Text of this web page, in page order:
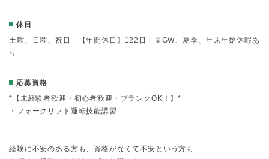
休日
土曜、日曜、祝日 【年間休日】122日 ※GW、夏季、年末年始休暇あ
り
応募資格
*【未経験者歓迎・初心者歓迎・ブランクOK！】*
・フォークリフト運転技能講習
経験に不安のある方も、資格がなくて不安という方も